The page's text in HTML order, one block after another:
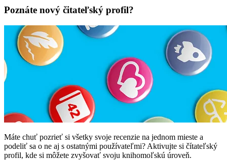
Poznáte nový čitateľský profil?
Máte chuť pozrieť si všetky svoje recenzie na jednom mieste a
podeliť sa o ne aj s ostatnými používateľmi? Aktivujte si čítateľský
profil, kde si môžete zvyšovať svoju knihomoľskú úroveň.